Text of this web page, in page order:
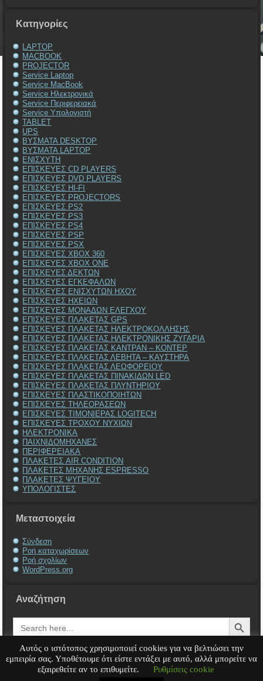
Kατηγορίες
LAPTOP
MACBOOK
PROJECTOR
Service Laptop
Service MacBook
Service Ηλεκτρονικά
Service Περιφερειακά
Service Υπολογιστή
TABLET
UPS
ΒΥΣΜΑΤΑ DESKTOP
ΒΥΣΜΑΤΑ LAPTOP
ΕΝΙΣΧΥΤΗ
ΕΠΙΣΚΕΥΕΣ CD PLAYERS
ΕΠΙΣΚΕΥΕΣ DVD PLAYERS
ΕΠΙΣΚΕΥΕΣ HI-FI
ΕΠΙΣΚΕΥΕΣ PROJECTORS
ΕΠΙΣΚΕΥΕΣ PS2
ΕΠΙΣΚΕΥΕΣ PS3
ΕΠΙΣΚΕΥΕΣ PS4
ΕΠΙΣΚΕΥΕΣ PSP
ΕΠΙΣΚΕΥΕΣ PSX
ΕΠΙΣΚΕΥΕΣ XBOX 360
ΕΠΙΣΚΕΥΕΣ XBOX ONE
ΕΠΙΣΚΕΥΕΣ ΔΕΚΤΩΝ
ΕΠΙΣΚΕΥΕΣ ΕΓΚΕΦΑΛΩΝ
ΕΠΙΣΚΕΥΕΣ ΕΝΙΣΧΥΤΩΝ ΗΧΟΥ
ΕΠΙΣΚΕΥΕΣ ΗΧΕΙΩΝ
ΕΠΙΣΚΕΥΕΣ ΜΟΝΑΔΩΝ ΕΛΕΓΧΟΥ
ΕΠΙΣΚΕΥΕΣ ΠΛΑΚΕΤΑΣ GPS
ΕΠΙΣΚΕΥΕΣ ΠΛΑΚΕΤΑΣ ΗΛΕΚΤΡΟΚΟΛΛΗΣΗΣ
ΕΠΙΣΚΕΥΕΣ ΠΛΑΚΕΤΑΣ ΗΛΕΚΤΡΟΝΙΚΗΣ ΖΥΓΑΡΙΑ
ΕΠΙΣΚΕΥΕΣ ΠΛΑΚΕΤΑΣ ΚΑΝΤΡΑΝ – ΚΟΝΤΕΡ
ΕΠΙΣΚΕΥΕΣ ΠΛΑΚΕΤΑΣ ΛΕΒΗΤΑ – ΚΑΥΣΤΗΡΑ
ΕΠΙΣΚΕΥΕΣ ΠΛΑΚΕΤΑΣ ΛΕΩΦΟΡΕΙΟΥ
ΕΠΙΣΚΕΥΕΣ ΠΛΑΚΕΤΑΣ ΠΙΝΑΚΙΔΩΝ LED
ΕΠΙΣΚΕΥΕΣ ΠΛΑΚΕΤΑΣ ΠΛΥΝΤΗΡΙΟΥ
ΕΠΙΣΚΕΥΕΣ ΠΛΑΣΤΙΚΟΠΟΙΗΤΩΝ
ΕΠΙΣΚΕΥΕΣ ΤΗΛΕΟΡΑΣΕΩΝ
ΕΠΙΣΚΕΥΕΣ ΤΙΜΟΝΙΕΡΑΣ LOGITECH
ΕΠΙΣΚΕΥΕΣ ΤΡΟΧΟΥ ΝΥΧΙΩΝ
ΗΛΕΚΤΡΟΝΙΚΑ
ΠΑΙΧΝΙΔΟΜΗΧΑΝΕΣ
ΠΕΡΙΦΕΡΕΙΑΚΑ
ΠΛΑΚΕΤΕΣ AIR CONDITION
ΠΛΑΚΕΤΕΣ ΜΗΧΑΝΗΣ ESPRESSO
ΠΛΑΚΕΤΕΣ ΨΥΓΕΙΟΥ
ΥΠΟΛΟΓΙΣΤΕΣ
Μεταστοιχεία
Σύνδεση
Ροή καταχωρίσεων
Ροή σχολίων
WordPress.org
Αναζήτηση
Search
for:
Search Button
Service Υπολογιστή Service Laptop Service Macbook Service Περιφερειακά
Αυτός ο ιστότοπος χρησιμοποιεί cookies για να βελτιώσει την
εμπειρία σας. Υποθέτουμε ότι είστε εντάξει με αυτό, αλλά μπορείτε να
εξαιρεθείτε αν το επιθυμείτε.
Ρυθμίσεις cookie